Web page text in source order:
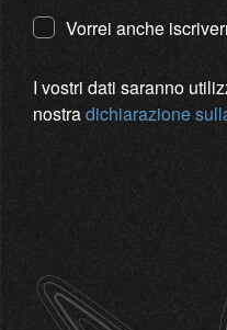
Vorrei anche
I vostri dati saranno
nostradichiarazione